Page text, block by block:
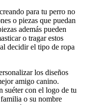
para tu perro no
o piezas que puedan
además pueden
o tragar estos
decidir el tipo de ropa
los diseños
amigo canino.
suéter con el logo de tu
o su nombre